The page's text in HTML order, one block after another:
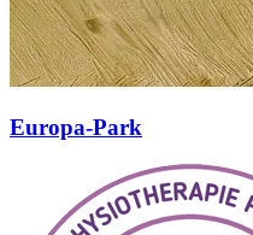
Europa-Park